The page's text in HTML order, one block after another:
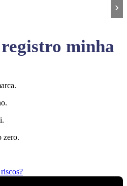
›
minha
zero.